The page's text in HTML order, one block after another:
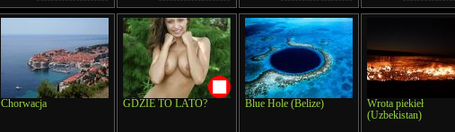
Chorwacja GDZIE TO LATO? Blue Hole (Belize)
Wrota piekieł
(Uzbekistan)